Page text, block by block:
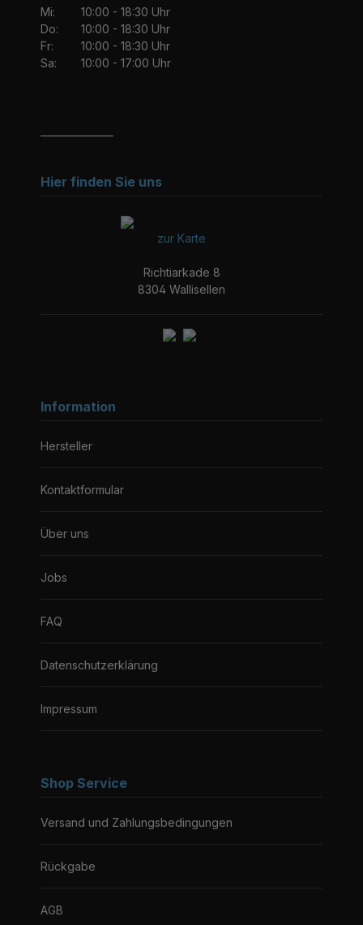
Mi:
10:00 - 18:30 Uhr
Do:
10:00 - 18:30 Uhr
Fr:
10:00 - 18:30 Uhr
Sa:
10:00 - 17:00 Uhr
Hier finden Sie uns
zur Karte
Richtiarkade 8
8304 Wallisellen
Information
Hersteller
Kontaktformular
Über uns
Jobs
FAQ
Datenschutzerklärung
Impressum
Shop Service
Versand und Zahlungsbedingungen
Rückgabe
AGB